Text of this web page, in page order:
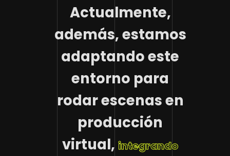
Actualmente,
además, estamos
adaptando este
entorno para
rodar escenas en
producción
virtual, integrando